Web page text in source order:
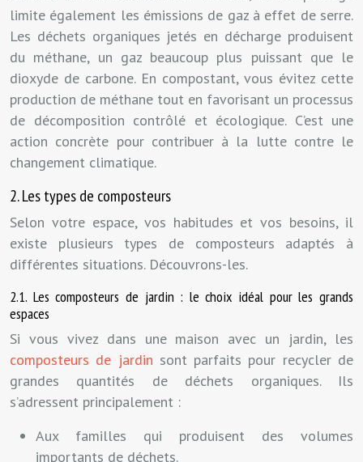
limite également les émissions de gaz à effet de serre.
Les déchets organiques jetés en décharge produisent
du méthane, un gaz beaucoup plus puissant que le
dioxyde de carbone. En compostant, vous évitez cette
production de méthane tout en favorisant un processus
de décomposition contrôlé et écologique. C’est une
action concrète pour contribuer à la lutte contre le
changement climatique.
2. Les types de composteurs
Selon votre espace, vos habitudes et vos besoins, il
existe plusieurs types de composteurs adaptés à
différentes situations. Découvrons-les.
2.1. Les composteurs de jardin : le choix idéal pour les grands
espaces
Si vous vivez dans une maison avec un jardin, les
composteurs de jardin sont parfaits pour recycler de
grandes quantités de déchets organiques. Ils
s’adressent principalement :
Aux familles qui produisent des volumes
importants de déchets.